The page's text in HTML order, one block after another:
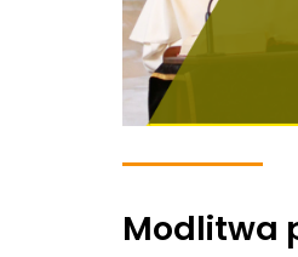
Modlitwa